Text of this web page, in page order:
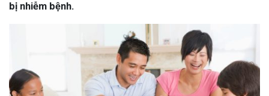
bị nhiễm bệnh.